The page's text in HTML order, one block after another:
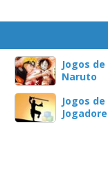
Jogos
Naruto
Jogos